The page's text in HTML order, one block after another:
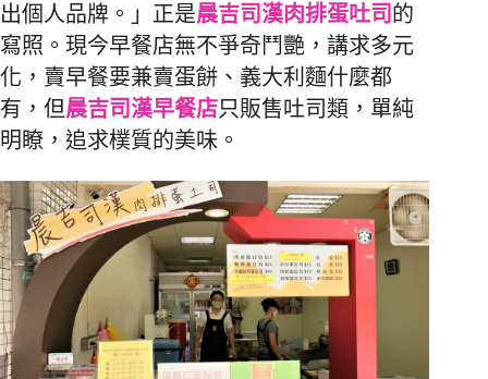
出個人品牌。」正是晨吉司漢肉排蛋吐司 的
寫照。現今早餐店無不爭奇鬥艷，講求多元
化，賣早餐要兼賣蛋餅、義大利麵什麼都
有，但晨吉司漢早餐店只販售吐司類，單純
明瞭，追求樸質的美味。